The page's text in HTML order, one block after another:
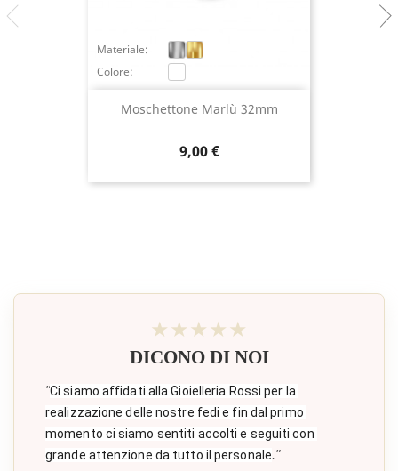
Moschettone Marlù 32mm
Prezzo
9,00 €
Materiale:
Colore:
★★★★★
DICONO DI NOI
"Ci siamo affidati alla Gioielleria Rossi per la
realizzazione delle nostre fedi e fin dal primo
momento ci siamo sentiti accolti e seguiti con
grande attenzione da tutto il personale."